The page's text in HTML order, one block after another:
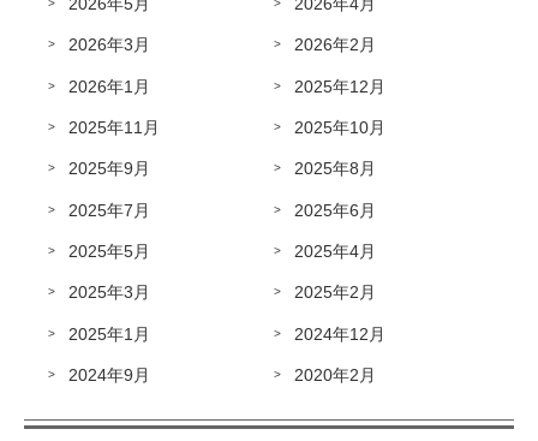
2026年3月 2026年2月
2026年1月 2025年12月
2025年11月 2025年10月
2025年9月 2025年8月
2025年7月 2025年6月
2025年5月 2025年4月
2025年3月 2025年2月
2025年1月 2024年12月
2024年9月 2020年2月